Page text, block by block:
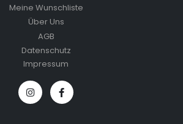
Meine Wunschliste
Über Uns
AGB
Datenschutz
Impressum